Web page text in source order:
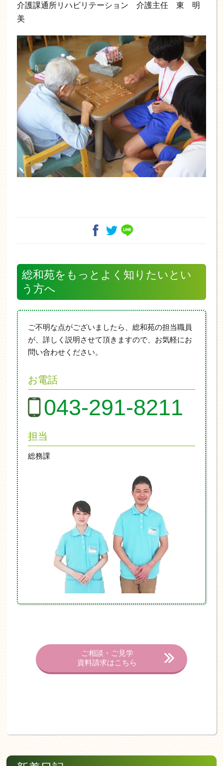
介護課通所リハビリテーション 介護主任 東 明
美
総和苑をもっとよく知りたいとい
う方へ
ご不明な点がございましたら、総和苑の担当職員
が、詳しく説明させて頂きますので、お気軽にお
問い合わせください。
お電話
043-291-8211
担当
総務課
ご相談・ご見学
資料請求はこちら